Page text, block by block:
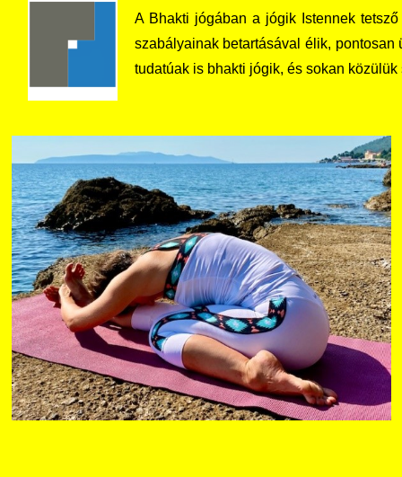
A Bhakti jógában a jógik Istennek
szabályainak betartásával élik,
tudatúak is bhakti jógik, és sokan